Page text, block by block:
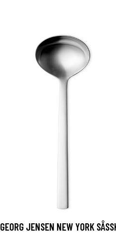
GEORG JENSEN NEW YORK